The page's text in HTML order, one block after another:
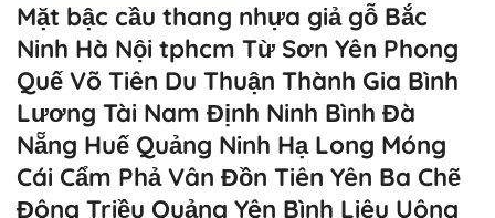
Mặt bậc cầu thang nhựa giả gỗ Bắc
Ninh Hà Nội tphcm Từ Sơn Yên Phong
Quế Võ Tiên Du Thuận Thành Gia Bình
Lương Tài Nam Định Ninh Bình Đà
Nẵng Huế Quảng Ninh Hạ Long Móng
Cái Cẩm Phả Vân Đồn Tiên Yên Ba Chẽ
Đông Triều Quảng Yên Bình Liêu Uông